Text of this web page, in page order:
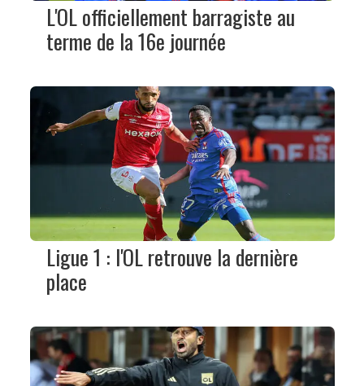
L'OL officiellement barragiste au
terme de la 16e journée
Ligue 1 : l'OL retrouve la dernière
place